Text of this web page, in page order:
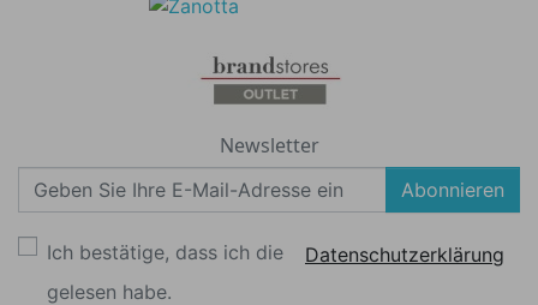
Newsletter
Abonnieren
Ich bestätige, dass ich die
Datenschutzerklärung
gelesen habe.